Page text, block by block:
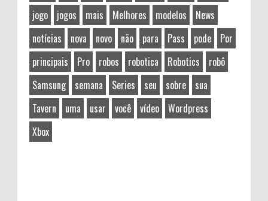
jogo
jogos mais Melhores modelos
News
notícias
nova novo não para Pass pode
Por
principais
Pro robos robotica Robotics
robô
Samsung
semana Series seu sobre
sua
Tavern
uma usar você vídeo
Wordpress
Xbox